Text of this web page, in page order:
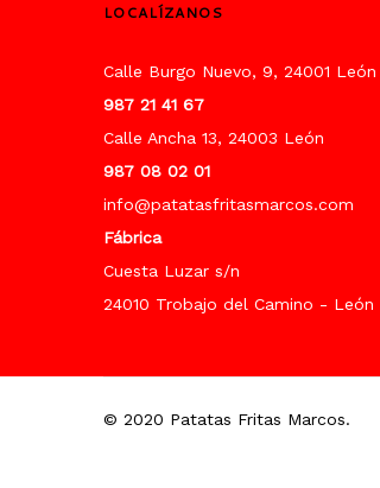
LOCALÍZANOS
Calle Burgo Nuevo, 9, 24001 León
987 21 41 67
Calle Ancha 13, 24003 León
987 08 02 01
info@patatasfritasmarcos.com
Fábrica
Cuesta Luzar s/n
24010 Trobajo del Camino - León
© 2020 Patatas Fritas Marcos.